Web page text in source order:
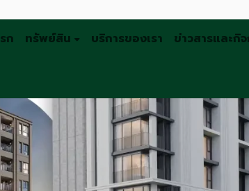
ก ทรัพย์สิน บริการของเรา ข่าวสารและกิ